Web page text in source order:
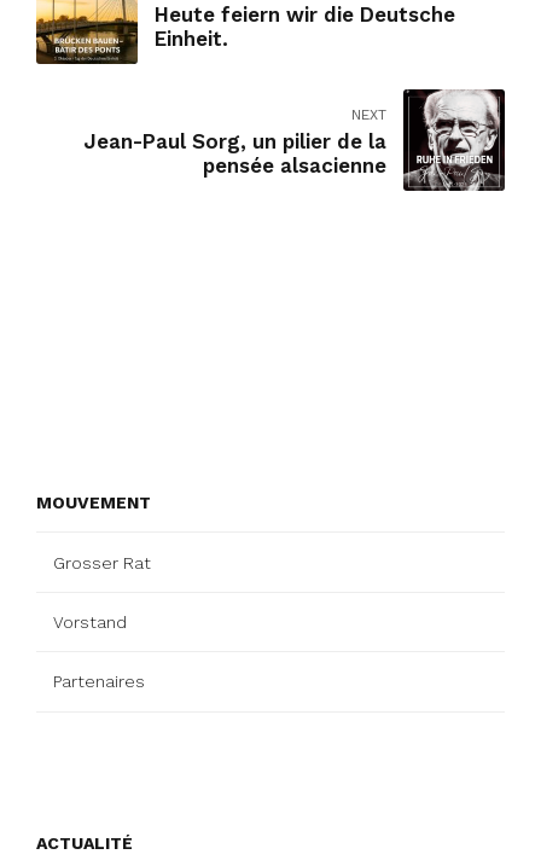
Heute feiern wir die Deutsche
Einheit.
NEXT
Jean-Paul Sorg, un pilier de la
pensée alsacienne
MOUVEMENT
Grosser Rat
Vorstand
Partenaires
ACTUALITÉ